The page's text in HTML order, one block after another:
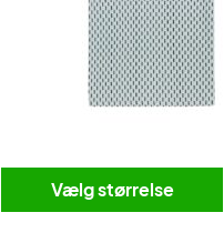
Vælg størrelse